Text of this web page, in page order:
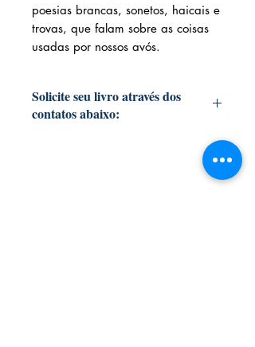
poesias brancas, sonetos, haicais e
trovas, que falam sobre as coisas
usadas por nossos avós.
Solicite seu livro através dos
contatos abaixo:
- São